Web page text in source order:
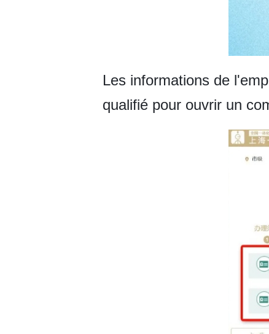
Les informations de
qualifié pour ouvrir un